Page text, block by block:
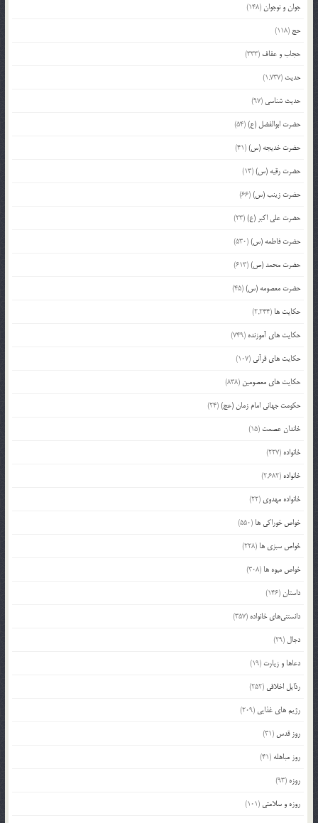
جوان و نوجوان(148)
حج (118)
حجاب و عفاف (333)
حدیث (1,737)
حدیث شناسی (97)
حضرت ابوالفضل (ع)(54)
حضرت خدیجه (س)(41)
حضرت رقیه (س)(13)
حضرت زینب (س)(66)
حضرت علی اکبر (ع)(23)
حضرت فاطمه (س)(530)
حضرت محمد (ص)(613)
حضرت معصومه (س)(45)
حکایت ها (2,244)
حکایت های آموزنده (749)
حکایت های قرآنی (107)
حکایت های معصومین (838)
حکومت جهانی امام زمان (عج)(24)
خاندان عصمت (15)
خانواده (227)
خانواده (2,682)
خانواده مهدوی (22)
خواص خوراکی ها (550)
خواص سبزی ها (228)
خواص میوه ها (308)
داستان(146)
دانستنی‌های خانواده (357)
دجال (29)
دعاها و زیارت (19)
رذایل اخلاقی (252)
رژیم های غذایی (209)
روز قدس (31)
روز مباهله (41)
روزه (93)
روزه و سلامتی (101)